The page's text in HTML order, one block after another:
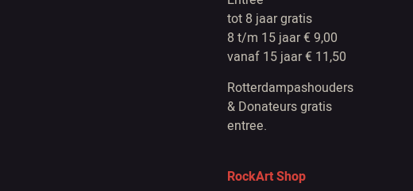
tot 8 jaar gratis
8 t/m 15 jaar € 9,00
vanaf 15 jaar € 11,50
Rotterdampashouders
& Donateurs gratis
entree.
RockArt Shop